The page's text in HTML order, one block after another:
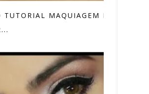
TUTORIAL MAQUIAGEM PARA